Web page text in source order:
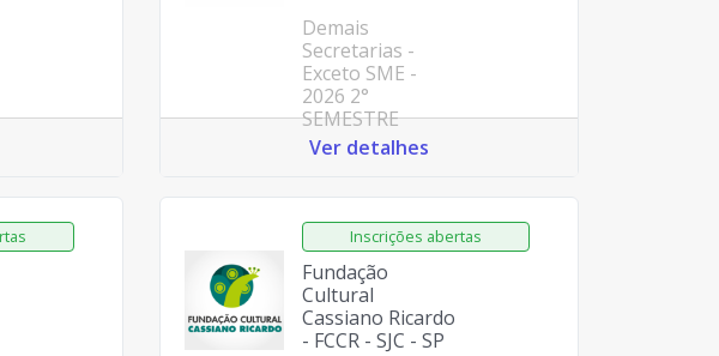
Demais
Secretarias -
Exceto SME -
2026 2°
SEMESTRE
Ver detalhes
Fundação
Cultural
Cassiano Ricardo
- FCCR - SJC - SP